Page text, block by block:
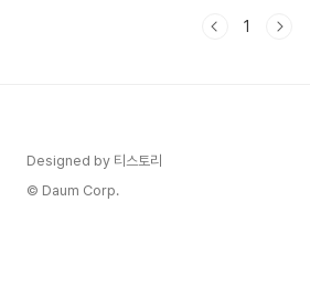
> 유튜브 프리미엄 우회 방법은? 유튜브 프리미엄
1
Designed by 티스토리
© Daum Corp.